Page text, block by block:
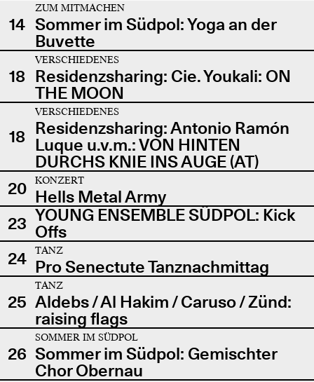
14
ZUM MITMACHEN
Sommer im Südpol: Yoga an der
Buvette
18
VERSCHIEDENES
Residenzsharing: Cie. Youkali: ON
THE MOON
18
VERSCHIEDENES
Residenzsharing: Antonio Ramón
Luque u.v.m.: VON HINTEN
DURCHS KNIE INS AUGE (AT)
20
KONZERT
Hells Metal Army
23 YOUNG ENSEMBLE SÜDPOL: Kick
Offs
24
TANZ
Pro Senectute Tanznachmittag
25
TANZ
Aldebs / Al Hakim / Caruso / Zünd:
raising flags
26
SOMMER IM SÜDPOL
Sommer im Südpol: Gemischter
Chor Obernau